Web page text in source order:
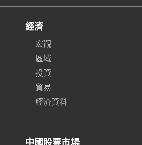
經濟
宏觀
區域
投資
貿易
經濟資料
中國股票市場